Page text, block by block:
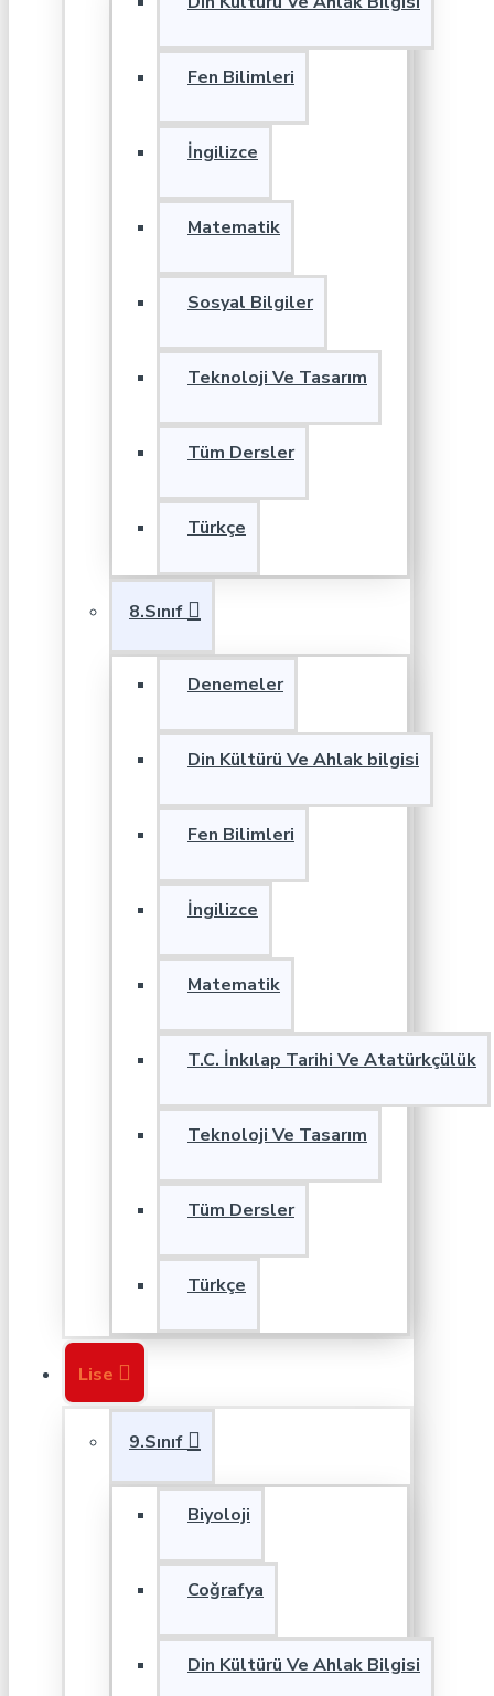
Fen Bilimleri
İngilizce
Matematik
Sosyal Bilgiler
Teknoloji Ve Tasarım
Tüm Dersler
Türkçe
8.Sınıf
Denemeler
Din Kültürü Ve Ahlak bilgisi
Fen Bilimleri
İngilizce
Matematik
T.C. İnkılap Tarihi Ve Atatürkçülük
Teknoloji Ve Tasarım
Tüm Dersler
Türkçe
Lise
9.Sınıf
Biyoloji
Coğrafya
Din Kültürü Ve Ahlak Bilgisi